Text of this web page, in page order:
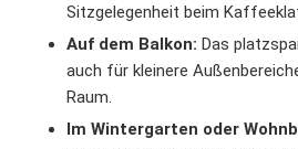
Sitzgelegenheit beim
Auf dem Balkon: Das
auch für kleinere
Raum.
Im Wintergarten oder